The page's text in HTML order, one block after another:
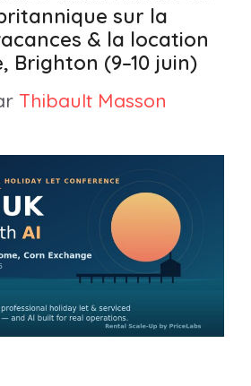
sur la
& la location
Brighton (9–10 juin)
Thibault Masson